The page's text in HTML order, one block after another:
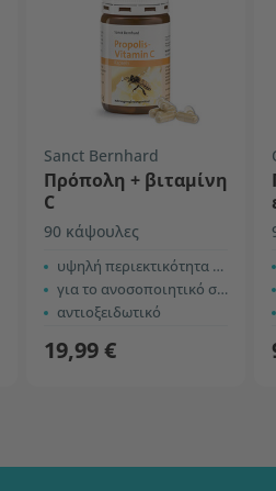
Sanct Bernhard
Πρόπολη + βιταμίνη
C
90 κάψουλες
υψηλή περιεκτικότητα σε πρόπολη
για το ανοσοποιητικό σύστημα
αντιοξειδωτικό
19,99 €